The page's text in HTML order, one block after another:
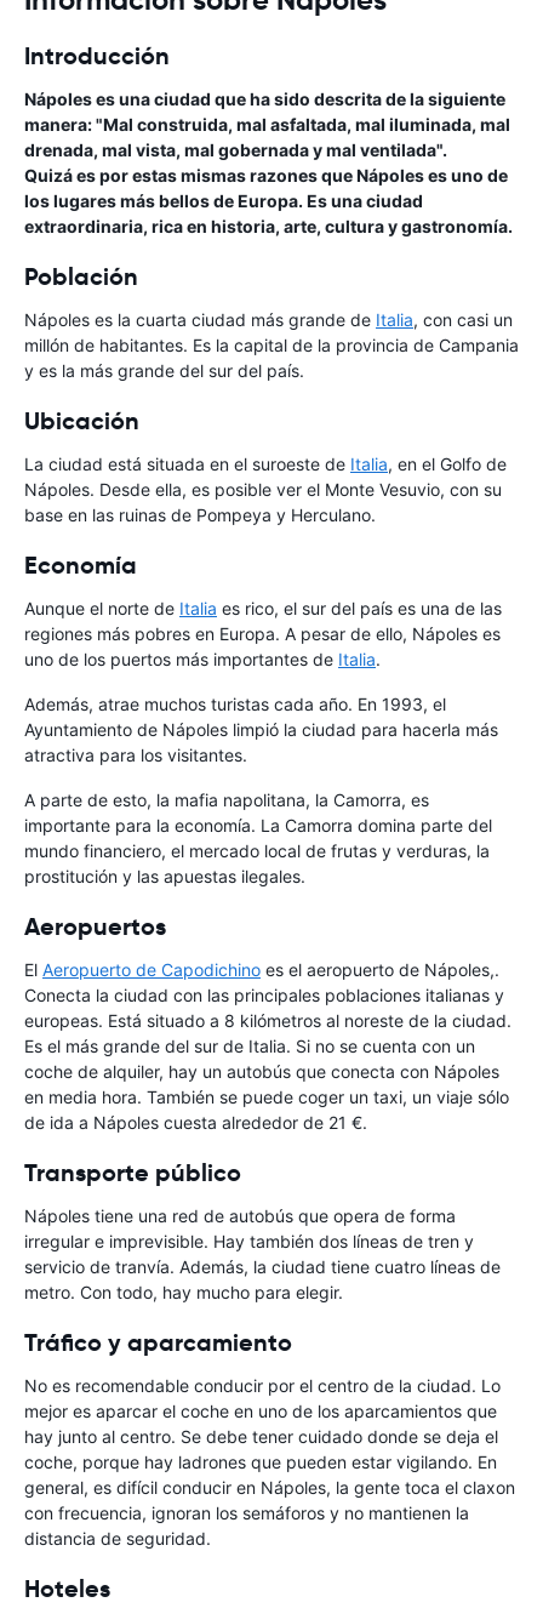
Introducción
Nápoles es una ciudad que ha sido descrita de la siguiente
manera: "Mal construida, mal asfaltada, mal iluminada, mal
drenada, mal vista, mal gobernada y mal ventilada".
Quizá es por estas mismas razones que Nápoles es uno de
los lugares más bellos de Europa. Es una ciudad
extraordinaria, rica en historia, arte, cultura y gastronomía.
Población
Nápoles es la cuarta ciudad más grande de Italia, con casi un
millón de habitantes. Es la capital de la provincia de Campania
y es la más grande del sur del país.
Ubicación
La ciudad está situada en el suroeste de Italia, en el Golfo de
Nápoles. Desde ella, es posible ver el Monte Vesuvio, con su
base en las ruinas de Pompeya y Herculano.
Economía
Aunque el norte de Italia es rico, el sur del país es una de las
regiones más pobres en Europa. A pesar de ello, Nápoles es
uno de los puertos más importantes de Italia.
Además, atrae muchos turistas cada año. En 1993, el
Ayuntamiento de Nápoles limpió la ciudad para hacerla más
atractiva para los visitantes.
A parte de esto, la mafia napolitana, la Camorra, es
importante para la economía. La Camorra domina parte del
mundo financiero, el mercado local de frutas y verduras, la
prostitución y las apuestas ilegales.
Aeropuertos
El Aeropuerto de Capodichino es el aeropuerto de Nápoles,.
Conecta la ciudad con las principales poblaciones italianas y
europeas. Está situado a 8 kilómetros al noreste de la ciudad.
Es el más grande del sur de Italia. Si no se cuenta con un
coche de alquiler, hay un autobús que conecta con Nápoles
en media hora. También se puede coger un taxi, un viaje sólo
de ida a Nápoles cuesta alrededor de 21 €.
Transporte público
Nápoles tiene una red de autobús que opera de forma
irregular e imprevisible. Hay también dos líneas de tren y
servicio de tranvía. Además, la ciudad tiene cuatro líneas de
metro. Con todo, hay mucho para elegir.
Tráfico y aparcamiento
No es recomendable conducir por el centro de la ciudad. Lo
mejor es aparcar el coche en uno de los aparcamientos que
hay junto al centro. Se debe tener cuidado donde se deja el
coche, porque hay ladrones que pueden estar vigilando. En
general, es difícil conducir en Nápoles, la gente toca el claxon
con frecuencia, ignoran los semáforos y no mantienen la
distancia de seguridad.
Hoteles